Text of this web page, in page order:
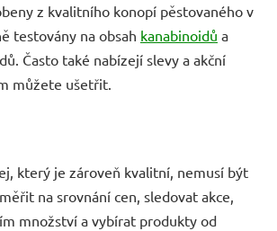
z kvalitního konopí pěstovaného v
testovány na obsah kanabinoidů a
Často také nabízejí slevy a akční
můžete ušetřit.
který je zároveň kvalitní, nemusí být
na srovnání cen, sledovat akce,
množství a vybírat produkty od